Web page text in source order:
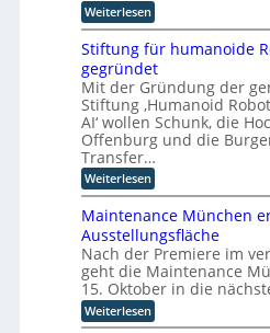
e
r
I
n
t
e
l
l
i
g
e
n
z
z
u
o
H
-
I
n
d
u
s
t
r
i
z
u
l
a
s
s
i
s
c
h
e
e
r
t
i
f
z
i
e
r
u
m
I
n
d
u
s
t
r
i
e
4
.
0
r
c
h
t
e
t
F
Weiterlesen:
M
i
t
i
n
d
u
s
t
r
i
e
l
l
e
r
K
I
E
n
Stiftung für humanoide
gegründet
Mit der Gründung der
Stiftung ‚Humanoid
AI‘ wollen Schunk, die
Offenburg und die
Transfer…
Weiterlesen:
S
i
f
t
u
n
g
f
Maintenance München
Ausstellungsfläche
Nach der Premiere im
geht die Maintenance
15. Oktober in die
Weiterlesen:
M